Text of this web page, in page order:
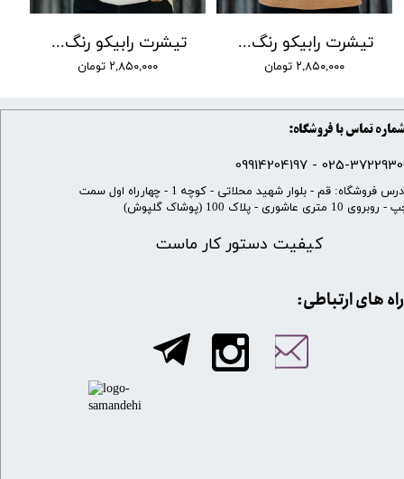
تیشرت رابیکو رنگ سفید کد 25040
۲,۸۵۰,۰۰۰ تومان
تیشرت رابیکو رنگ کرم کد 24595
۲,۸۵۰,۰۰۰ تومان
شماره تماس با فروشگاه:
025-37229300 -
کیفیت دستور کار ماست
​آدرس فروشگاه: قم - بلوار شهید محلاتی - کوچه 1 - چهارراه اول سمت
10 متری عاشوری - پلاک 100 (پوشاک گلپوش)
​​راه های ارتباطی: